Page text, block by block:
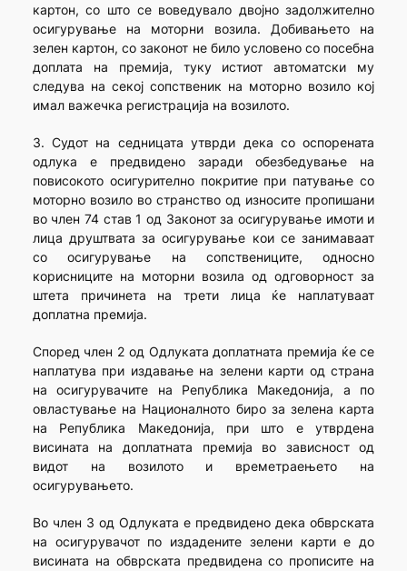
картон, со што се воведувало двојно задолжително
осигурување на моторни возила. Добивањето на
зелен картон, со законот не било условено со посебна
доплата на премија, туку истиот автоматски му
следува на секој сопственик на моторно возило кој
имал важечка регистрација на возилото.
3. Судот на седницата утврди дека со оспорената
одлука е предвидено заради обезбедување на
повисокото осигурително покритие при патување со
моторно возило во странство од износите пропишани
во член 74 став 1 од Законот за осигурување имоти и
лица друштвата за осигурување кои се занимаваат
со осигурување на сопствениците, односно
корисниците на моторни возила од одговорност за
штета причинета на трети лица ќе наплатуваат
доплатна премија.
Според член 2 од Одлуката доплатната премија ќе се
наплатува при издавање на зелени карти од страна
на осигурувачите на Република Македонија, а по
овластување на Националното биро за зелена карта
на Република Македонија, при што е утврдена
висината на доплатната премија во зависност од
видот на возилото и времетраењето на
осигурувањето.
Во член 3 од Одлуката е предвидено дека обврската
на осигурувачот по издадените зелени карти е до
висината на обврската предвидена со прописите на